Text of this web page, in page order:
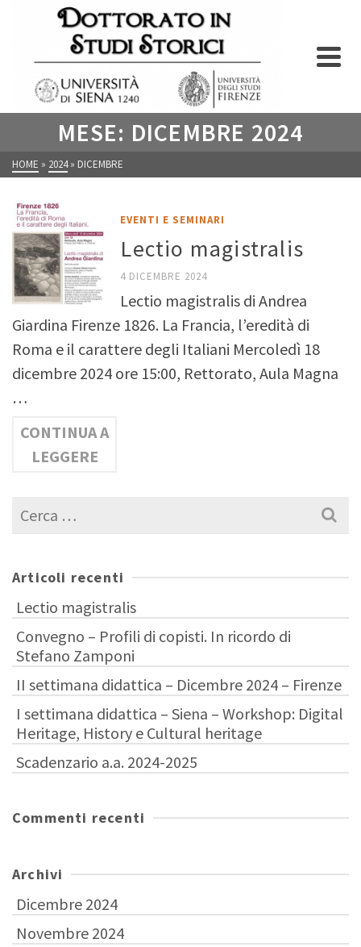
MESE: DICEMBRE 2024
HOME » 2024 » DICEMBRE
EVENTI E SEMINARI
Lectio magistralis
4 DICEMBRE 2024
Lectio magistralis di Andrea
Giardina Firenze 1826. La Francia, l’eredità di
Roma e il carattere degli Italiani Mercoledì 18
dicembre 2024 ore 15:00, Rettorato, Aula Magna
…
CONTINUA A
LEGGERE
Cerca
per:
Articoli recenti
Lectio magistralis
Convegno – Profili di copisti. In ricordo di
Stefano Zamponi
II settimana didattica – Dicembre 2024 – Firenze
I settimana didattica – Siena – Workshop: Digital
Heritage, History e Cultural heritage
Scadenzario a.a. 2024-2025
Commenti recenti
Archivi
Dicembre 2024
Novembre 2024